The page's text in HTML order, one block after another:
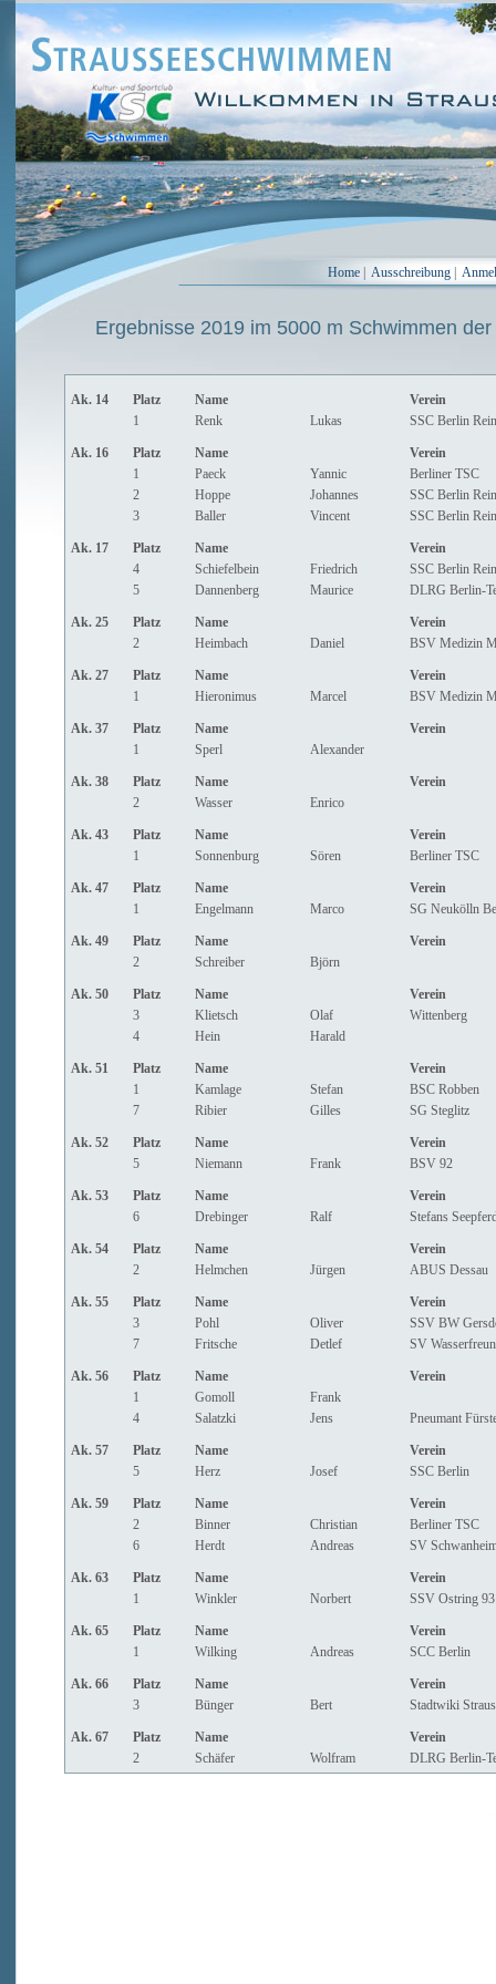
Home Ausschreibung
Ergebnisse 2019 im 5000 m Schwimmen der
Ak. 14 Platz Name
Verein
1
Renk Lukas SSC Berlin
Ak. 16 Platz Name
Verein
1
Paeck Yannic
Berliner TSC
2
Hoppe Johannes
SSC Berlin
3
Baller Vincent SSC Berlin
Ak. 17 Platz Name
Verein
4
Schiefelbein Friedrich
SSC Berlin
5
Dannenberg Maurice DLRG Berlin-
Ak. 25 Platz Name
Verein
2
Heimbach Daniel BSV Medizin
Ak. 27 Platz Name
Verein
1
Hieronimus Marcel BSV Medizin
Ak. 37 Platz Name
Verein
1
Sperl Alexander
Ak. 38 Platz Name
Verein
2
Wasser Enrico
Ak. 43 Platz Name
Verein
1
Sonnenburg Sören Berliner TSC
Ak. 47 Platz Name
Verein
1
Engelmann Marco SG Neukölln
Ak. 49 Platz Name
Verein
2
Schreiber Björn
Ak. 50 Platz Name
Verein
3
Klietsch Olaf
Wittenberg
4
Hein Harald
Ak. 51 Platz Name
Verein
1
Kamlage Stefan
BSC Robben
7
Ribier Gilles SG Steglitz
Ak. 52 Platz Name
Verein
5
Niemann Frank BSV 92
Ak. 53 Platz Name
Verein
6
Drebinger Ralf Stefans
Ak. 54 Platz Name
Verein
2
Helmchen Jürgen ABUS Dessau
Ak. 55 Platz Name
Verein
3
Pohl Oliver
SSV BW
7
Fritsche Detlef SV
Ak. 56 Platz Name
Verein
1
Gomoll
Frank
4
Salatzki Jens Pneumant
Ak. 57 Platz Name
Verein
5
Herz Josef SSC Berlin
Ak. 59 Platz Name
Verein
2
Binner Christian
Berliner TSC
6
Herdt Andreas SV
Ak. 63 Platz Name
Verein
1
Winkler Norbert SSV Ostring 93
Ak. 65 Platz Name
Verein
1
Wilking Andreas SCC Berlin
Ak. 66 Platz Name
Verein
3
Bünger Bert Stadtwiki
Ak. 67 Platz Name
Verein
2
Schäfer Wolfram DLRG Berlin-